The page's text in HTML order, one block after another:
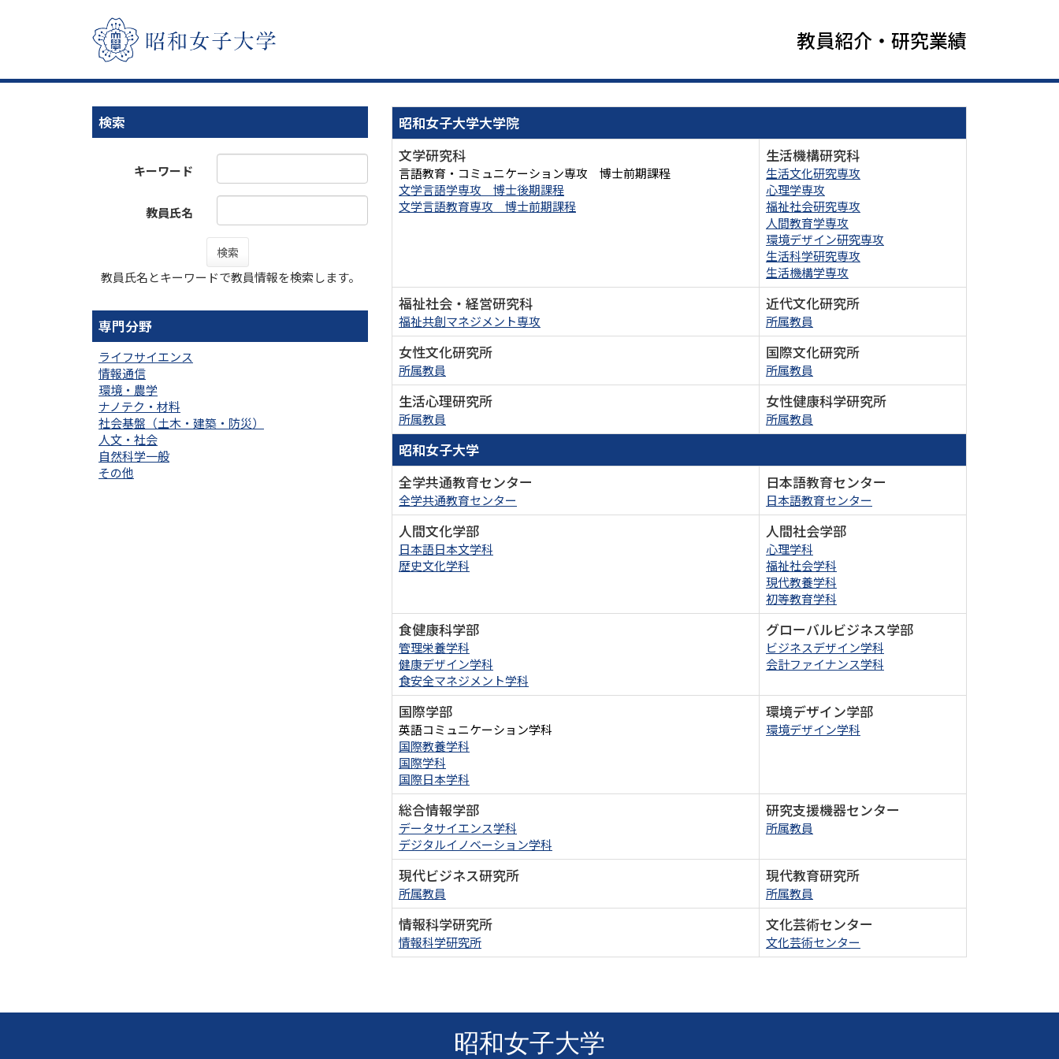
教員紹介・研究業績
検索
キーワード
教員氏名
検索
教員氏名とキーワードで教員情報を検索します。
専門分野
ライフサイエンス
情報通信
環境・農学
ナノテク・材料
社会基盤（土木・建築・防災）
人文・社会
自然科学一般
その他
昭和女子大学大学院
文学研究科
言語教育・コミュニケーション専攻 博士前期課程
文学言語学専攻 博士後期課程
文学言語教育専攻 博士前期課程
生活機構研究科
生活文化研究専攻
心理学専攻
福祉社会研究専攻
人間教育学専攻
環境デザイン研究専攻
生活科学研究専攻
生活機構学専攻
福祉社会・経営研究科
福祉共創マネジメント専攻
近代文化研究所
所属教員
女性文化研究所
所属教員
国際文化研究所
所属教員
生活心理研究所
所属教員
女性健康科学研究所
所属教員
昭和女子大学
全学共通教育センター
全学共通教育センター
日本語教育センター
日本語教育センター
人間文化学部
日本語日本文学科
歴史文化学科
人間社会学部
心理学科
福祉社会学科
現代教養学科
初等教育学科
食健康科学部
管理栄養学科
健康デザイン学科
食安全マネジメント学科
グローバルビジネス学部
ビジネスデザイン学科
会計ファイナンス学科
国際学部
英語コミュニケーション学科
国際教養学科
国際学科
国際日本学科
環境デザイン学部
環境デザイン学科
総合情報学部
データサイエンス学科
デジタルイノベーション学科
研究支援機器センター
所属教員
現代ビジネス研究所
所属教員
現代教育研究所
所属教員
情報科学研究所
情報科学研究所
文化芸術センター
文化芸術センター
昭和女子大学